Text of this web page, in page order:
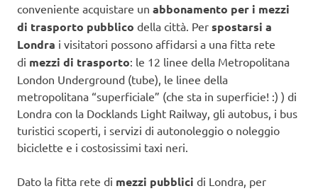
conveniente acquistare un abbonamento per i mezzi
di trasporto pubblico della città. Per spostarsi a
Londra i visitatori possono affidarsi a una fitta rete
di mezzi di trasporto: le 12 linee della Metropolitana
London Underground (tube), le linee della
metropolitana “superficiale” (che sta in superficie! :) ) di
Londra con la Docklands Light Railway, gli autobus, i bus
turistici scoperti, i servizi di autonoleggio o noleggio
biciclette e i costosissimi taxi neri.
Dato la fitta rete di mezzi pubblici di Londra, per